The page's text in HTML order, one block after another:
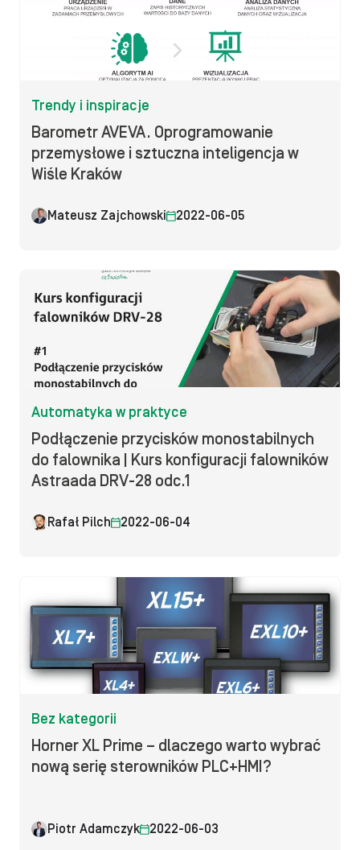
Trendy i inspiracje
Barometr AVEVA. Oprogramowanie
przemysłowe i sztuczna inteligencja w
Wiśle Kraków
Mateusz Zajchowski 2022-06-05
Automatyka w praktyce
Podłączenie przycisków monostabilnych
do falownika | Kurs konfiguracji falowników
Astraada DRV-28 odc.1
Rafał Pilch 2022-06-04
Bez kategorii
Horner XL Prime – dlaczego warto wybrać
nową serię sterowników PLC+HMI?
Piotr Adamczyk 2022-06-03